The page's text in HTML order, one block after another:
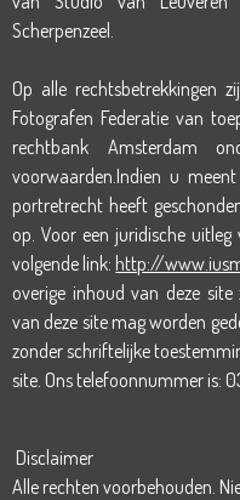
Scherpenzeel.
Op alle rechtsbetrekkingen
Fotografen Federatie van
rechtbank Amsterdam
voorwaarden.Indien u
portretrecht heeft
op. Voor een juridische
volgende link: http://
overige inhoud van deze
van deze site mag worden
zonder schriftelijke
site. Ons telefoonnummer is:
Disclaimer
Alle rechten voorbehouden.